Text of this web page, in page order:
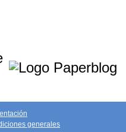
generales